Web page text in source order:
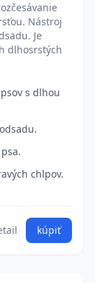
Nástroj
Je
dlhosrstých
s dlhou
chlpov.
kúpiť